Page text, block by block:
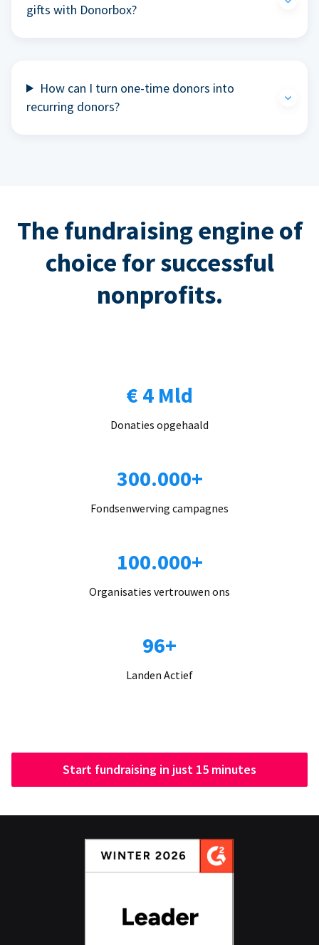
gifts with Donorbox?
How can I turn one-time donors into
recurring donors?
The fundraising engine of
choice for successful
nonprofits.
€ 4 Mld
Donaties opgehaald
300.000+
Fondsenwerving campagnes
100.000+
Organisaties vertrouwen ons
96+
Landen Actief
Start fundraising in just 15 minutes